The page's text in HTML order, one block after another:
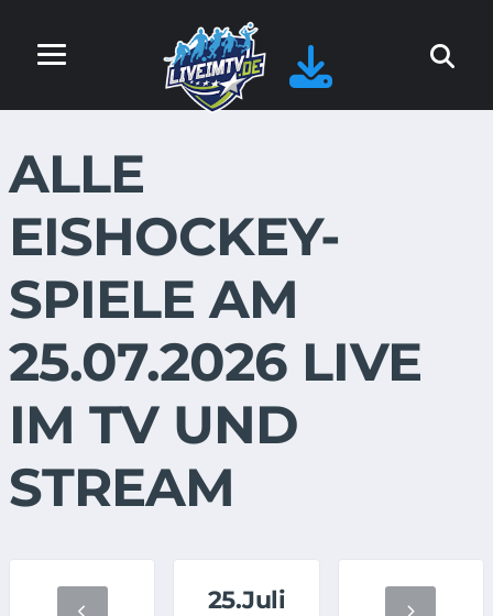
ALLE
EISHOCKEY-
SPIELE AM
25.07.2026 LIVE
IM TV UND
STREAM
25.Juli